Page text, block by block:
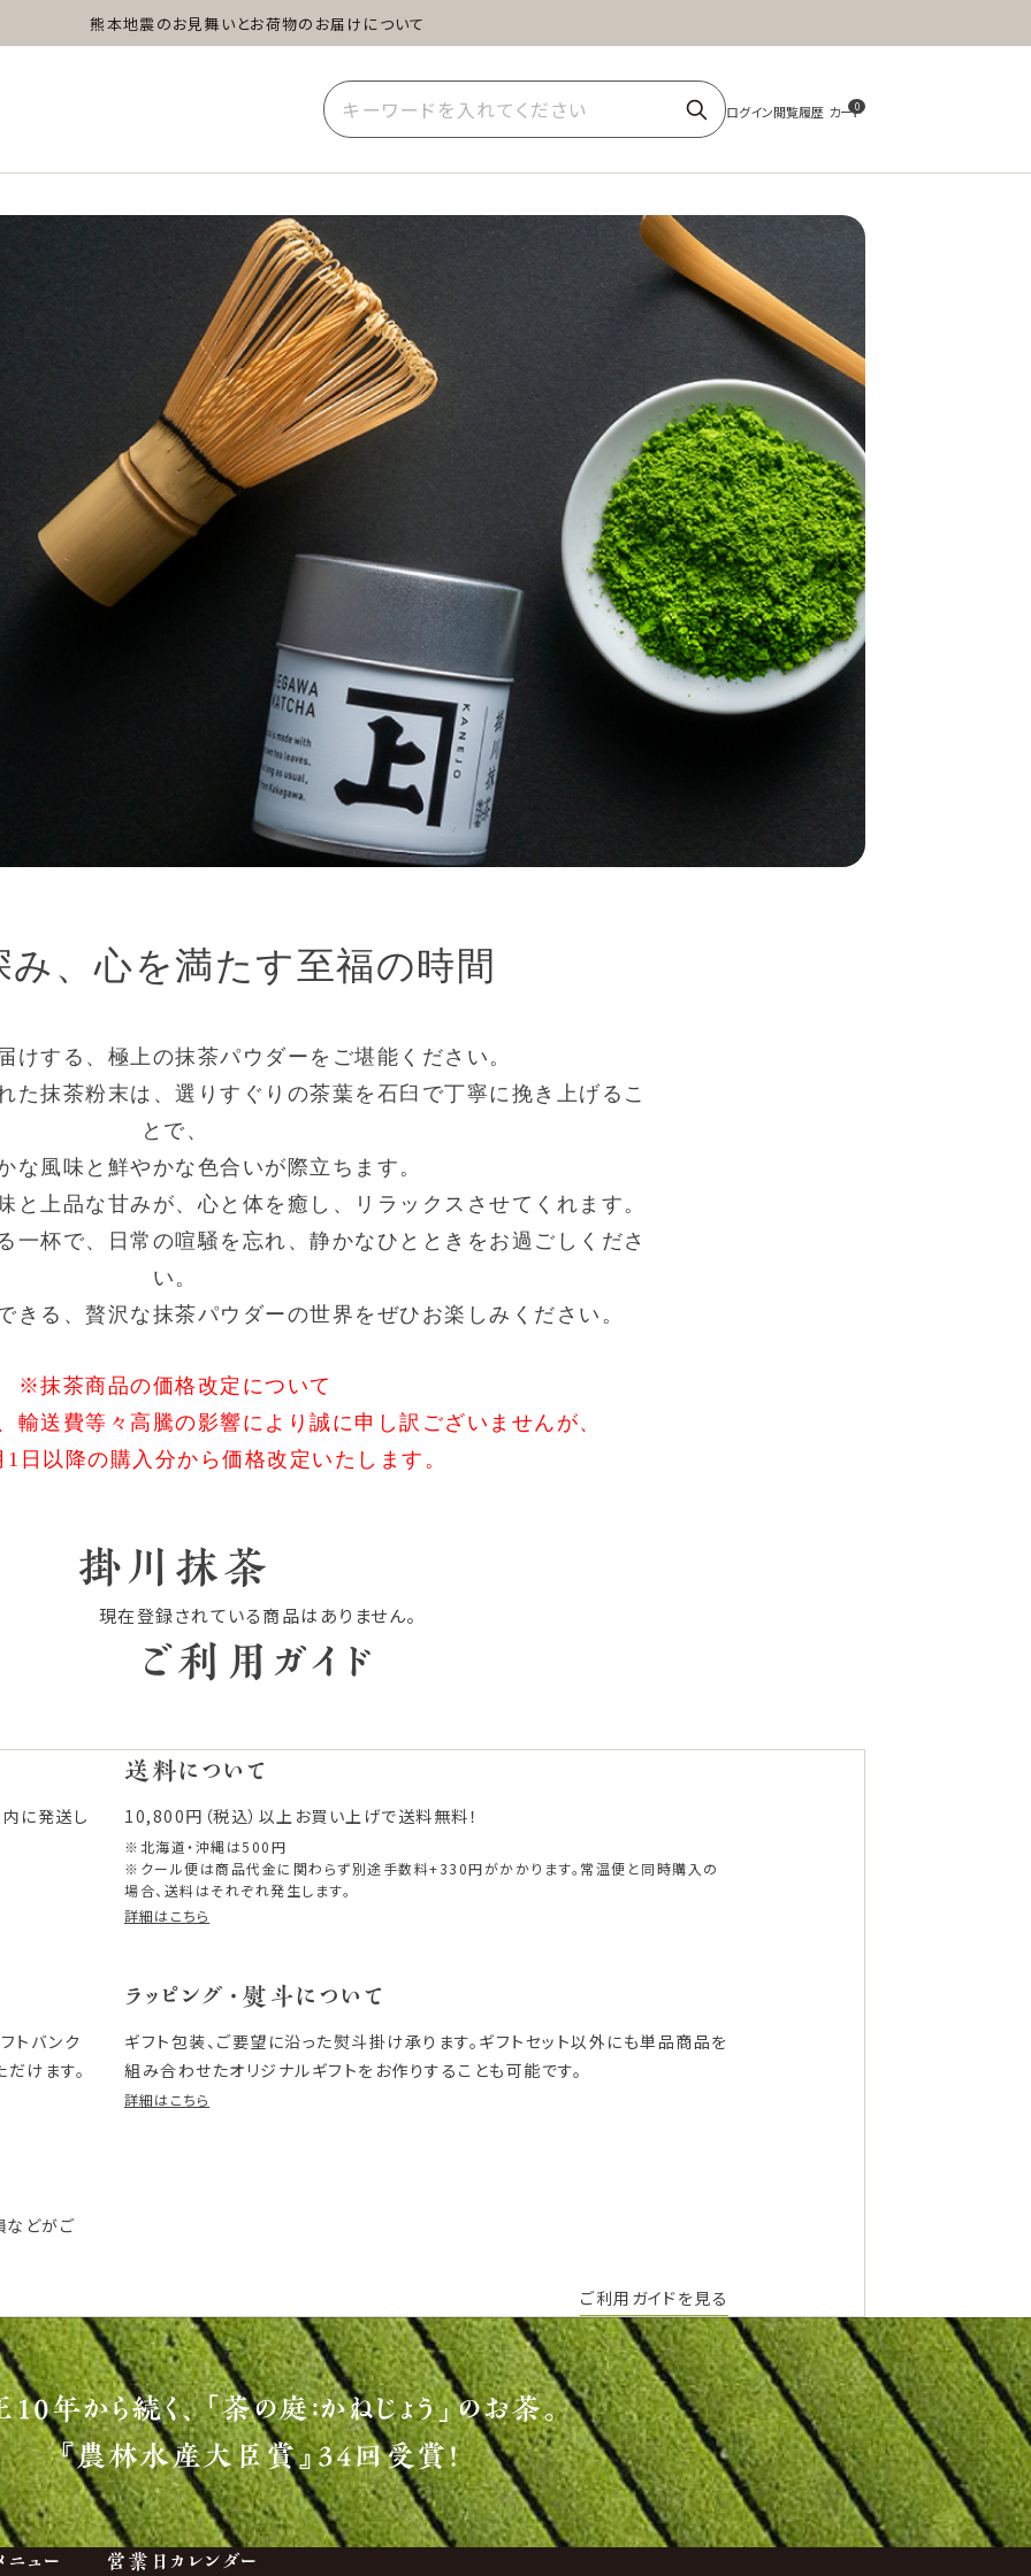
熊本地震のお見舞いとお荷物のお届けについて
0
水出し茶
商品一覧
み、心を満たす至福の時間
けする、極上の抹茶パウダーをご堪能ください。
た抹茶粉末は、選りすぐりの茶葉を石臼で丁寧に挽き上げるこ
とで、
な風味と鮮やかな色合いが際立ちます。
と上品な甘みが、心と体を癒し、リラックスさせてくれます。
一杯で、日常の喧騒を忘れ、静かなひとときをお過ごしくださ
い。
きる、贅沢な抹茶パウダーの世界をぜひお楽しみください。
※抹茶商品の価格改定について
輸送費等々高騰の影響により誠に申し訳ございませんが、
1日以降の購入分から価格改定いたします。
掛川抹茶
現在登録されている商品はありません。
ご利用ガイド
に発送し
送料について
10,800円（税込）以上お買い上げで送料無料！
※北海道・沖縄は500円
※クール便は商品代金に関わらず別途手数料+330円がかかります。常温便と同時購入の
場合、送料はそれぞれ発生します。
詳細はこちら
トバンク
けます。
ラッピング・熨斗について
ギフト包装、ご要望に沿った熨斗掛け承ります。ギフトセット以外にも単品商品を
組み合わせたオリジナルギフトをお作りすることも可能です。
詳細はこちら
などがご
ご利用ガイドを見る
10年から続く、「茶の庭：かねじょう」のお茶。
『農林水産大臣賞』34回受賞！
ニュー 営業日カレンダー